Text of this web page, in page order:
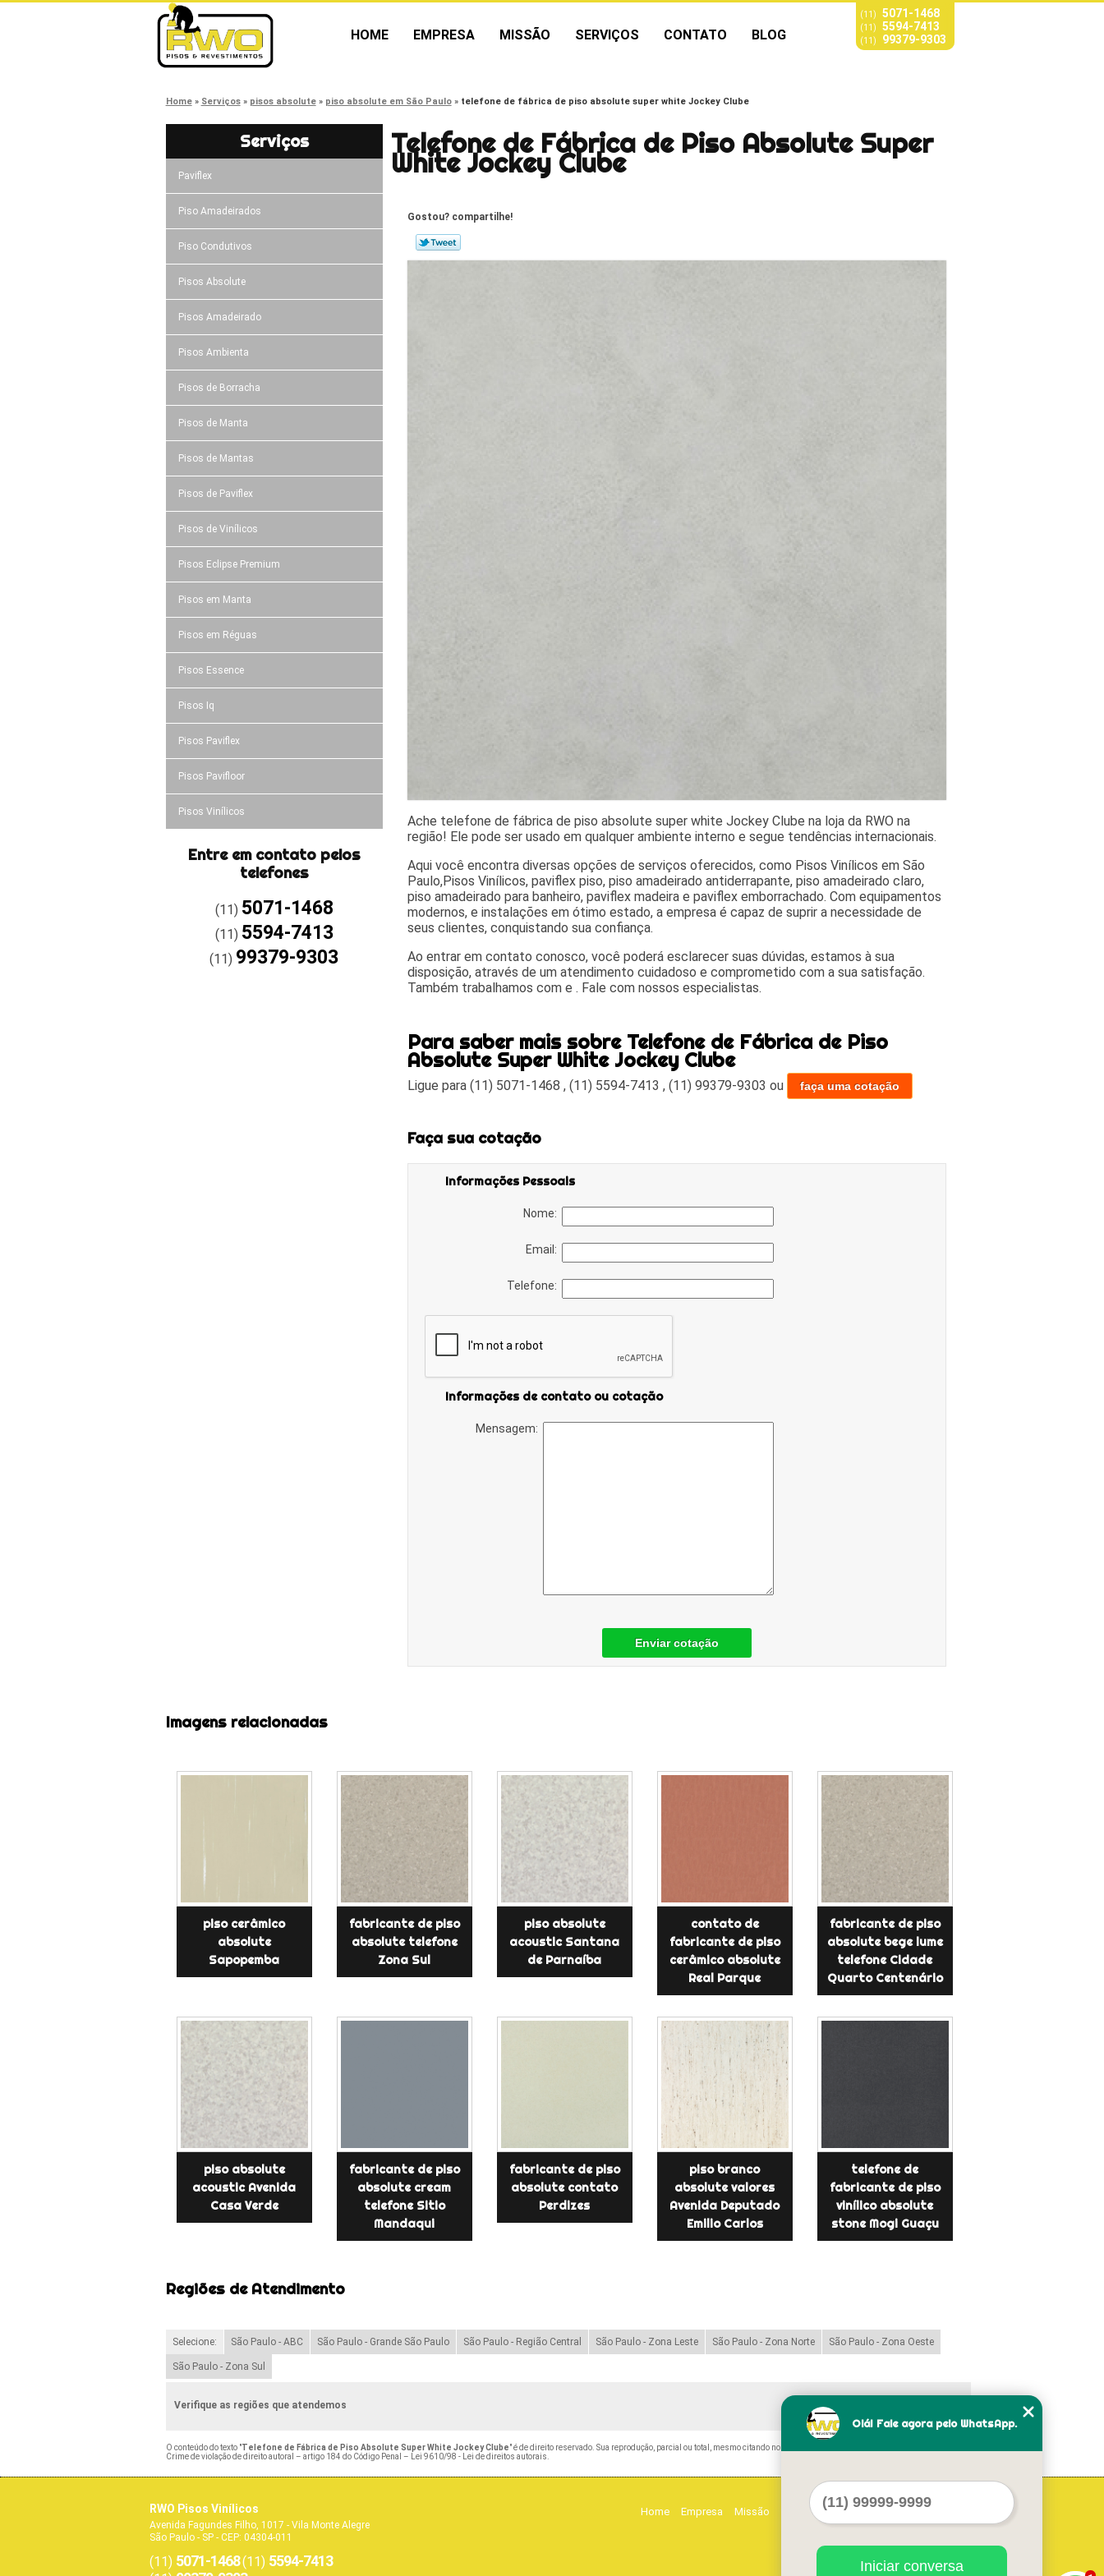
HOME EMPRESA MISSÃO SERVIÇOS CONTATO BLOG
(11) 5071-1468
(11) 5594-7413
(11) 99379-9303
Home Serviços pisos absolute piso absolute em São Paulo telefone de fábrica de piso absolute super white Jockey Clube
Serviços
Paviflex
Piso Amadeirados
Piso Condutivos
Pisos Absolute
Pisos Amadeirado
Pisos Ambienta
Pisos de Borracha
Pisos de Manta
Pisos de Mantas
Pisos de Paviflex
Pisos de Vinílicos
Pisos Eclipse Premium
Pisos em Manta
Pisos em Réguas
Pisos Essence
Pisos Iq
Pisos Paviflex
Pisos Pavifloor
Pisos Vinílicos
Entre em contato pelos
telefones
(11) 5071-1468
(11) 5594-7413
(11) 99379-9303
Telefone de Fábrica de Piso Absolute Super
White Jockey Clube
Gostou? compartilhe!
Ache telefone de fábrica de piso absolute super white Jockey Clube na loja da RWO na
região! Ele pode ser usado em qualquer ambiente interno e segue tendências internacionais.
Aqui você encontra diversas opções de serviços oferecidos, como Pisos Vinílicos em São
Paulo,Pisos Vinílicos, paviflex piso, piso amadeirado antiderrapante, piso amadeirado claro,
piso amadeirado para banheiro, paviflex madeira e paviflex emborrachado. Com equipamentos
modernos, e instalações em ótimo estado, a empresa é capaz de suprir a necessidade de
seus clientes, conquistando sua confiança.
Ao entrar em contato conosco, você poderá esclarecer suas dúvidas, estamos à sua
disposição, através de um atendimento cuidadoso e comprometido com a sua satisfação.
Também trabalhamos com e . Fale com nossos especialistas.
Para saber mais sobre Telefone de Fábrica de Piso
Absolute Super White Jockey Clube
Ligue para (11) 5071-1468 , (11) 5594-7413 , (11) 99379-9303 ou faça uma cotação
Faça sua cotação
Informações Pessoais
Nome:
Email:
Telefone:
Informações de contato ou cotação
Mensagem:
Enviar cotação
Imagens relacionadas
piso cerâmico
absolute
Sapopemba
fabricante de piso
absolute telefone
Zona Sul
piso absolute
acoustic Santana
de Parnaíba
contato de
fabricante de piso
cerâmico absolute
Real Parque
fabricante de piso
absolute bege lume
telefone Cidade
Quarto Centenário
piso absolute
acoustic Avenida
Casa Verde
fabricante de piso
absolute cream
telefone Sitio
Mandaqui
fabricante de piso
absolute contato
Perdizes
piso branco
absolute valores
Avenida Deputado
Emilio Carlos
telefone de
fabricante de piso
vinílico absolute
stone Mogi Guaçu
Regiões de Atendimento
Selecione: São Paulo - ABC São Paulo - Grande São Paulo São Paulo - Região Central São Paulo - Zona Leste São Paulo - Zona Norte São Paulo - Zona Oeste
São Paulo - Zona Sul
Verifique as regiões que atendemos
O conteúdo do texto "Telefone de Fábrica de Piso Absolute Super White Jockey Clube" é de direito reservado. Sua reprodução, parcial ou total, mesmo citando nossos links, é proibida sem a autorização do autor.
Crime de violação de direito autoral – artigo 184 do Código Penal –
Lei 9610/98 - Lei de direitos autorais
RWO Pisos Vinílicos
Avenida Fagundes Filho, 1017 - Vila Monte Alegre
São Paulo - SP - CEP: 04304-011
(11) 5071-1468(11) 5594-7413
Home Empresa Missão Serviços Contato
Olá! Fale agora pelo WhatsApp.
Iniciar conversa